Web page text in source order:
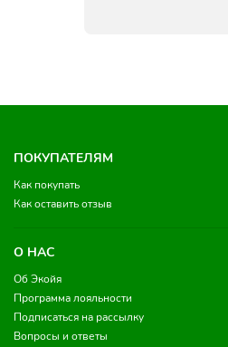
ПОКУПАТЕЛЯМ
Как покупать
Как оставить отзыв
О НАС
Об Экойя
Программа лояльности
Подписаться на рассылку
Вопросы и ответы